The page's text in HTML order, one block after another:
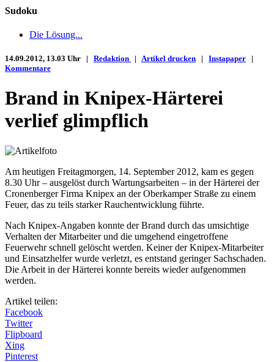
Sudoku
Die Lösung...
14.09.2012, 13.03 Uhr | Redaktion | Artikel drucken | Instapaper |
Kommentare
Brand in Knipex-Härterei
verlief glimpflich
Am heutigen Freitagmorgen, 14. September 2012, kam es gegen
8.30 Uhr – ausgelöst durch Wartungsarbeiten – in der Härterei der
Cronenberger Firma Knipex an der Oberkamper Straße zu einem
Feuer, das zu teils starker Rauchentwicklung führte.
Nach Knipex-Angaben konnte der Brand durch das umsichtige
Verhalten der Mitarbeiter und die umgehend eingetroffene
Feuerwehr schnell gelöscht werden. Keiner der Knipex-Mitarbeiter
und Einsatzhelfer wurde verletzt, es entstand geringer Sachschaden.
Die Arbeit in der Härterei konnte bereits wieder aufgenommen
werden.
Artikel teilen:
Facebook
Twitter
Flipboard
Xing
Pinterest